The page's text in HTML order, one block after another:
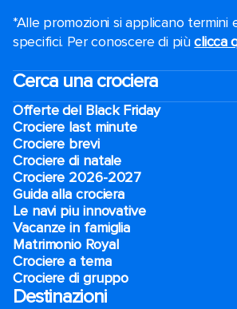
*Alle promozioni si applicano termini
specifici. Per conoscere di piùclicca
Cerca una crociera
Offerte del Black Friday
Crociere last minute
Crociere brevi​
Crociere di natale​
Crociere 2026-2027
Guida alla crociera
Le navi piu innovative
Vacanze in famiglia
Matrimonio Royal
Crociere a tema
Crociere di gruppo
Destinazioni